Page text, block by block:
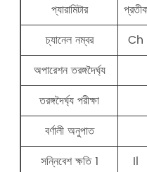
প্যারামিটার
চ্যানেল নম্বর
Ch
অপারেশন তরঙ্গদৈর্ঘ্য
তরঙ্গদৈর্ঘ্য পরীক্ষা
বর্ণালী অনুপাত
সন্নিবেশ ক্ষতি 1
Il